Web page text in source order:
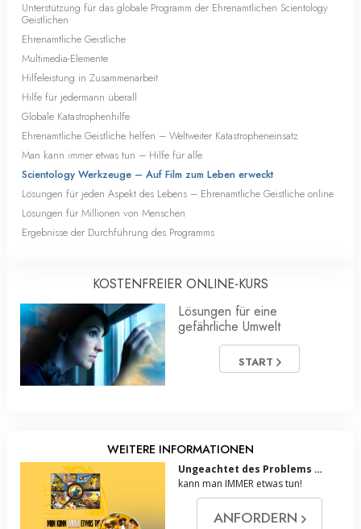
Unterstützung für das globale Programm der Ehrenamtlichen Scientology
Geistlichen
Ehrenamtliche Geistliche
Multimedia-Elemente
Hilfeleistung in Zusammenarbeit
Hilfe für jedermann überall
Globale Katastrophenhilfe
Ehrenamtliche Geistliche helfen – Weltweiter Katastropheneinsatz
Man kann immeretwas tun – Hilfe für alle
Scientology Werkzeuge – Auf Film zum Leben erweckt
Lösungen für jeden Aspekt des Lebens – Ehrenamtliche Geistliche online
Lösungen für Millionen von Menschen
Ergebnisse der Durchführung des Programms
KOSTENFREIER ONLINE-KURS
Lösungen für eine
gefährliche Umwelt
START
WEITERE INFORMATIONEN
Ungeachtet des Problems …
kann man IMMER etwas tun!
ANFORDERN